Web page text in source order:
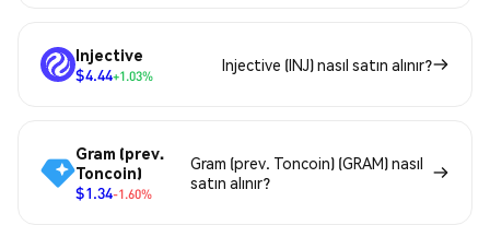
Injective
$4.44+1.03%
Injective (INJ) nasıl satın alınır?
Gram (prev.
Toncoin)
$1.34-1.60%
Gram (prev. Toncoin) (GRAM) nasıl
satın alınır?